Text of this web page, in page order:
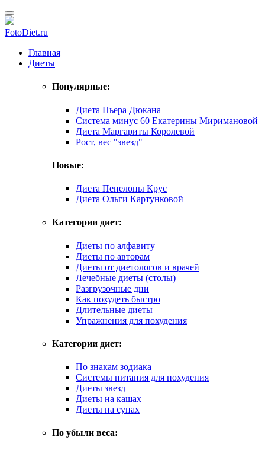
FotoDiet.ru
Главная
Диеты
Популярные:
Диета Пьера Дюкана
Система минус 60 Екатерины Миримановой
Диета Маргариты Королевой
Рост, вес "звезд"
Новые:
Диета Пенелопы Крус
Диета Ольги Картунковой
Категории диет:
Диеты по алфавиту
Диеты по авторам
Диеты от диетологов и врачей
Лечебные диеты (столы)
Разгрузочные дни
Как похудеть быстро
Длительные диеты
Упражнения для похудения
Категории диет:
По знакам зодиака
Системы питания для похудения
Диеты звезд
Диеты на кашах
Диеты на супах
По убыли веса: